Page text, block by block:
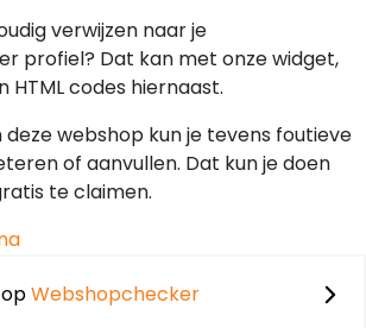
verwijzen naar je
profiel? Dat kan met onze widget,
HTML codes hiernaast.
deze webshop kun je tevens foutieve
of aanvullen. Dat kun je doen
te claimen.
Webshopchecker